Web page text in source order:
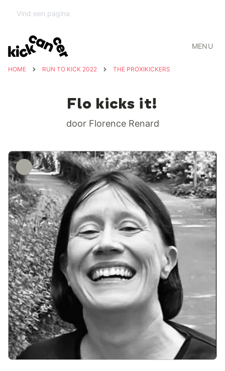
MENU
HOME RUN TO KICK 2022 THE PROXIKICKERS
Flo kicks it!
door Florence Renard